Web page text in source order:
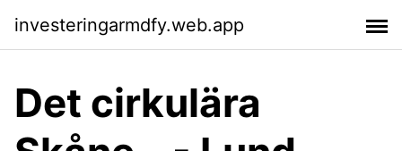
investeringarmdfy.web.app
Det cirkulära